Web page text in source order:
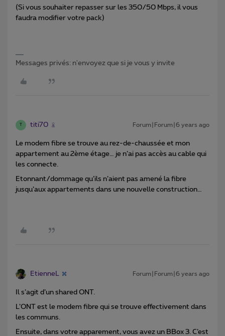
(Si vous souhaiter repasser sur les 350/50 Mbps, il vous
faudra modifier votre pack)
Messages privés: n'envoyez que si je vous y invite
titi70 Forum|Forum|6 years ago
Le modem fibre se trouve au rez-de-chaussée et mon
appartement au 2ème étage… je n’ai pas accès au cable qui
les connecte.
Etonnant/dommage qu’ils n’aient pas amené la fibre
jusqu’aux appartements dans une nouvelle construction…
EtienneL Forum|Forum|6 years ago
Il s’agit d’un shared ONT.
L’ONT est le modem fibre qui se trouve effectivement dans
les communs.
Ensuite, dans votre apparement, vous avez un BBox 3. C’est